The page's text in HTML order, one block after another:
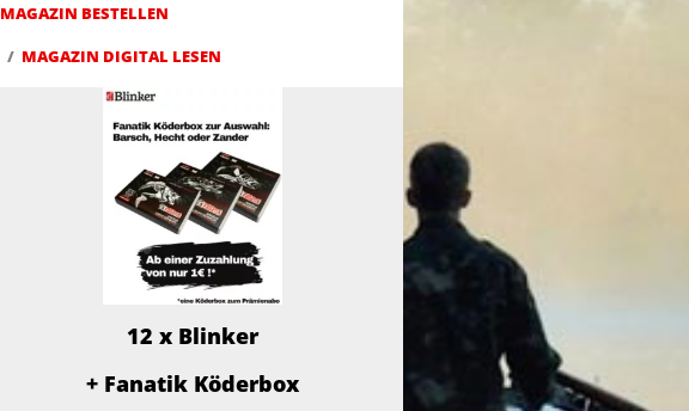
MAGAZIN BESTELLEN
MAGAZIN DIGITAL LESEN
12 x Blinker
+ Fanatik Köderbox